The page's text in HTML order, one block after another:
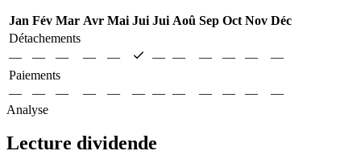
Jan Fév Mar Avr Mai Jui Jui Aoû Sep Oct Nov Déc
Détachements
—
— — — — — — — — —
—
Paiements
—
— — — — — — — — — —
—
Analyse
Lecture dividende